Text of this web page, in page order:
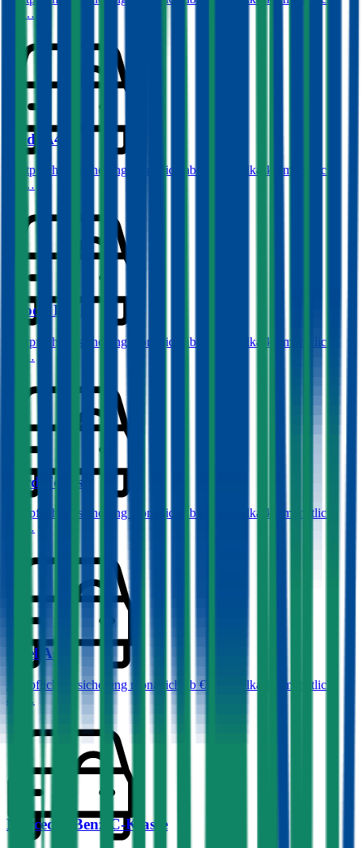
ab …
Audi A4
Haftpflichtversicherung monatlich ab
Vollkasko monatlich
ab …
Skoda Fabia
Haftpflichtversicherung monatlich ab
Vollkasko monatlich
ab …
Ford Focus
Haftpflichtversicherung monatlich ab
Vollkasko monatlich
ab …
Opel Astra
Haftpflichtversicherung monatlich ab € 36
Vollkasko monatlich
ab …
Mercedes-Benz C-Klasse